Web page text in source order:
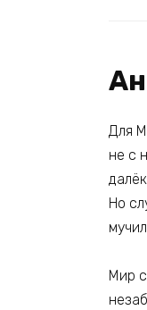
Для
не с
Но
Мир